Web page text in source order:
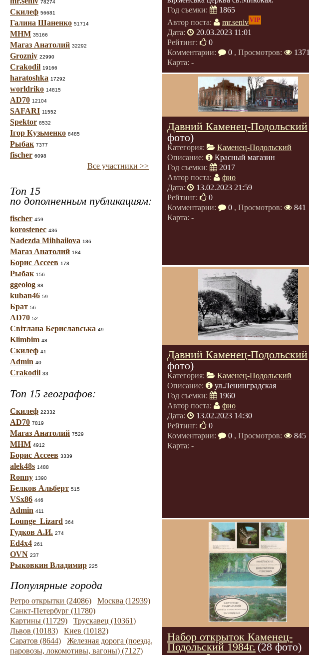
78274
Скилеф 56681
Галина Шаненко 51714
МНМ 35166
Магаз Анатолий 32292
Grozniy 22990
Crakodil 19166
haratoshka 17292
worldriko 14815
AD70 12104
SAFARI 11552
Spektor 8532
Ігор Кузьменко 8485
Рыбак 7377
fischer 6098
Все участники >>
Топ 15
по дополненным публикациям:
fischer 459
korostenec 436
Nadezda Mihhailova 186
Магаз Анатолий 184
Борис Ассеев 178
Рыбак 156
ggeolog 88
kuban46 59
Брат 56
AD70 52
Світлана Бериславська 49
Klimbim 48
Скилеф 41
Admin 40
Crakodil 33
Топ 15 географов:
Скилеф 22332
AD70 7819
Магаз Анатолий 7529
МНМ 4912
Борис Ассеев 3339
alek48s 1488
Ronny 1390
Белков Альберт 515
VSx86 446
Admin 411
Lounge_Lizard 364
Гудков А.И. 274
Ed4x4 261
OVN 237
Рыковкин Владимир 225
Популярные города
Ретро открытки (24086)
Москва (12939)
Санкт-Петербург (11780)
Картины (11729)
Трускавец (10361)
Львов (10183)
Киев (10182)
Саратов (8644)
Железная дорога (поезда,
паровозы, локомотивы, вагоны) (7127)
Год съемки:
1865
Автор поста:
mr.senivVIP
Дата:
20.03.2023 11:01
Рейтинг:
0
Комментарии:
0 , Просмотров:
1371
Карта: -
Давний Каменец-Подольский
фото)
Категория:
Каменец-Подольский
Описание:
Красный магазин
Год съемки:
2017
Автор поста:
фио
Дата:
13.02.2023 21:59
Рейтинг:
0
Комментарии:
0 , Просмотров:
841
Карта: -
Давний Каменец-Подольский
фото)
Категория:
Каменец-Подольский
Описание:
ул.Ленинградская
Год съемки:
1960
Автор поста:
фио
Дата:
13.02.2023 14:30
Рейтинг:
0
Комментарии:
0 , Просмотров:
845
Карта: -
Набор открыток Каменец-
Подольский 1984г.(28 фото)